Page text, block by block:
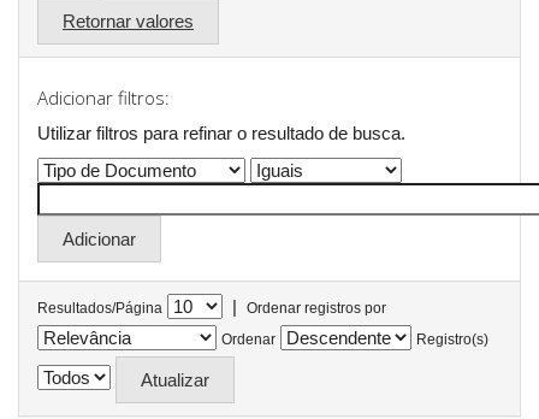
Retornar valores
Adicionar filtros:
Utilizar filtros para refinar o resultado de busca.
Resultados/Página |
Ordenar registros por
Ordenar
Registro(s)